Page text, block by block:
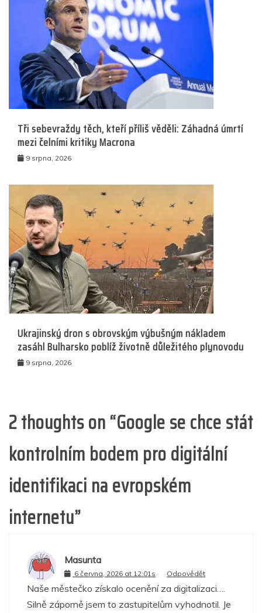
Tři sebevraždy těch, kteří příliš věděli: Záhadná úmrtí
mezi čelními kritiky Macrona
9 srpna, 2026
Ukrajinský dron s obrovským výbušným nákladem
zasáhl Bulharsko poblíž životně důležitého plynovodu
9 srpna, 2026
2 thoughts on “Google se chce stát
kontrolním bodem pro digitální
identifikaci na evropském
internetu”
Masunta
6 června, 2026 at 12:01s Odpovědět
Naše městečko získalo ocenění za digitalizaci….
Silně záporně jsem to zastupitelům vyhodnotil. Je